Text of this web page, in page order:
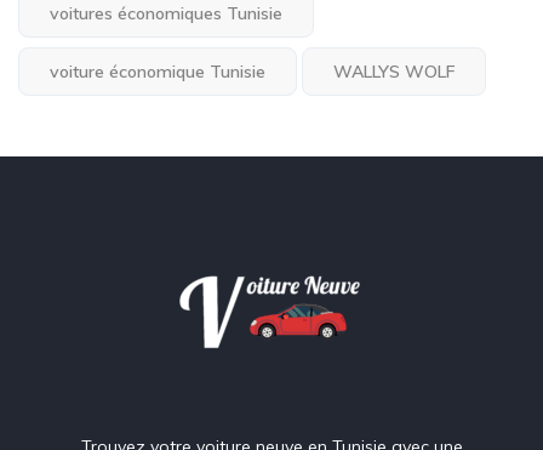
voitures économiques Tunisie
voiture économique Tunisie WALLYS WOLF